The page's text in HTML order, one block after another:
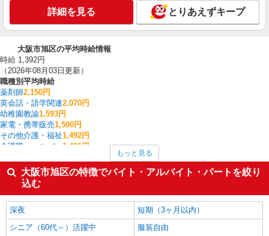
詳細を見る とりあえずキープ
大阪市旭区の平均時給情報
時給 1,392円
（2026年08月03日更新）
職種別平均時給
薬剤師2,150円
英会話・語学関連2,070円
幼稚園教諭1,593円
家電・携帯販売1,500円
その他介護・福祉1,492円
介護職・ヘルパー 1,491円
看護師・保健師・看護助手・助産師 1,466円
医療事務・受付・クラーク1,423円
一般・営業事務1,380円
その他ドライバー・配達
大阪市旭区の他の職種の平均時給を見る
もっと見る
大阪市旭区の特徴でバイト・アルバイト・パートを絞り
込む
深夜
短期（3ヶ月以内）
シニア（60代～）活躍中
服装自由